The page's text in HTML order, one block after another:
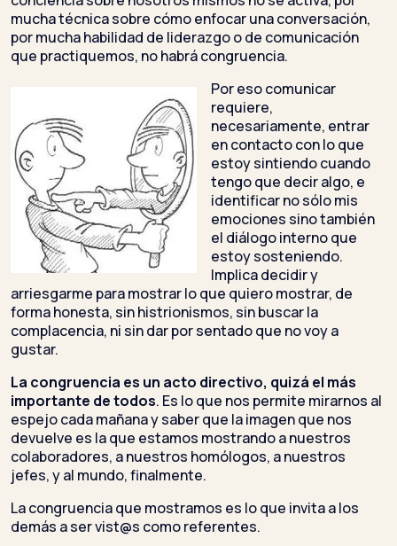
mucha técnica sobre cómo enfocar una conversación,
por mucha habilidad de liderazgo o de comunicación
que practiquemos, no habrá congruencia.
Por eso comunicar
requiere,
necesariamente, entrar
en contacto con lo que
estoy sintiendo cuando
tengo que decir algo, e
identificar no sólo mis
emociones sino también
el diálogo interno que
estoy sosteniendo.
Implica decidir y
arriesgarme para mostrar lo que quiero mostrar, de
forma honesta, sin histrionismos, sin buscar la
complacencia, ni sin dar por sentado que no voy a
gustar.
La congruencia es un acto directivo, quizá el más
importante de todos. Es lo que nos permite mirarnos al
espejo cada mañana y saber que la imagen que nos
devuelve es la que estamos mostrando a nuestros
colaboradores, a nuestros homólogos, a nuestros
jefes, y al mundo, finalmente.
La congruencia que mostramos es lo que invita a los
demás a ser vist@s como referentes.